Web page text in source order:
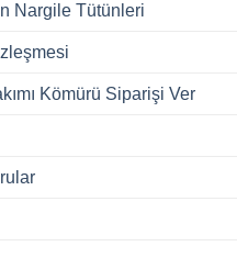
Nargile Tütünleri
Kömürü Siparişi Ver